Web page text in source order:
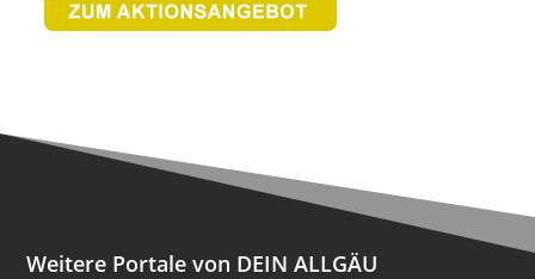
Weitere Portale von DEIN ALLGÄU